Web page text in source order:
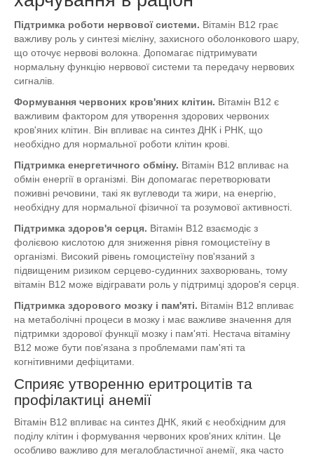
Підтримка роботи нервової системи. Вітамін B12 грає
важливу роль у синтезі мієліну, захисного оболонкового шару,
що оточує нервові волокна. Допомагає підтримувати
нормальну функцію нервової системи та передачу нервових
сигналів.
Формування червоних кров'яних клітин. Вітамін B12 є
важливим фактором для утворення здорових червоних
кров'яних клітин. Він впливає на синтез ДНК і РНК, що
необхідно для нормальної роботи клітин крові.
Підтримка енергетичного обміну. Вітамін B12 впливає на
обмін енергії в організмі. Він допомагає перетворювати
поживні речовини, такі як вуглеводи та жири, на енергію,
необхідну для нормальної фізичної та розумової активності.
Підтримка здоров'я серця. Вітамін B12 взаємодіє з
фолієвою кислотою для зниження рівня гомоцистеїну в
організмі. Високий рівень гомоцистеїну пов'язаний з
підвищеним ризиком серцево-судинних захворювань, тому
вітамін B12 може відігравати роль у підтримці здоров'я серця.
Підтримка здорового мозку і пам'яті. Вітамін B12 впливає
на метаболічні процеси в мозку і має важливе значення для
підтримки здорової функції мозку і пам'яті. Нестача вітаміну
B12 може бути пов'язана з проблемами пам'яті та
когнітивними дефіцитами.
Сприяє утворенню еритроцитів та
профілактиці анемії
Вітамін B12 впливає на синтез ДНК, який є необхідним для
поділу клітин і формування червоних кров'яних клітин. Це
особливо важливо для мегалобластичної анемії, яка часто